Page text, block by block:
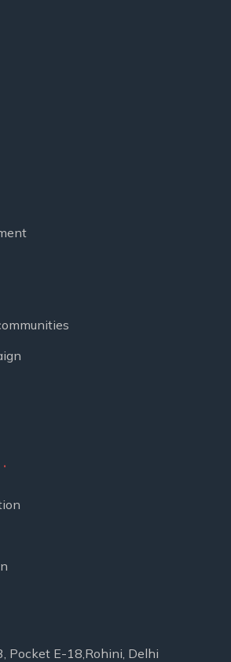
Pocket E-18,Rohini, Delhi